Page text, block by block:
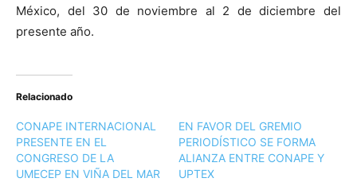
México, del 30 de noviembre al 2 de diciembre del
presente año.
Relacionado
CONAPE INTERNACIONAL
PRESENTE EN EL
CONGRESO DE LA
UMECEP EN VIÑA DEL MAR
EN FAVOR DEL GREMIO
PERIODÍSTICO SE FORMA
ALIANZA ENTRE CONAPE Y
UPTEX